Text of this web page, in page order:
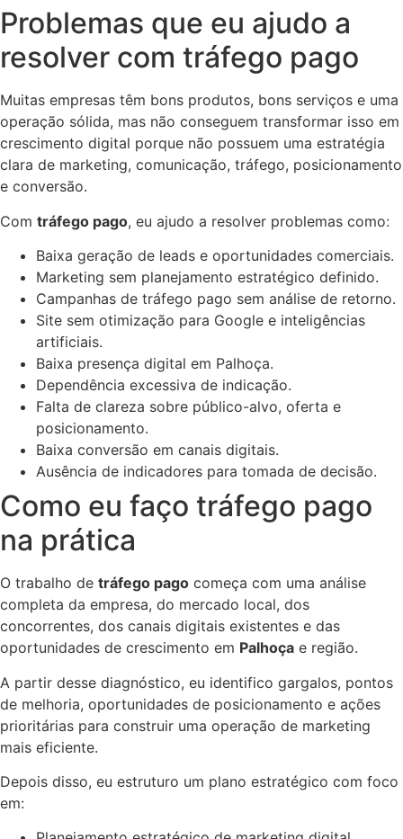
Problemas que eu ajudo a
resolver com tráfego pago
Muitas empresas têm bons produtos, bons serviços e uma
operação sólida, mas não conseguem transformar isso em
crescimento digital porque não possuem uma estratégia
clara de marketing, comunicação, tráfego, posicionamento
e conversão.
Com tráfego pago, eu ajudo a resolver problemas como:
Baixa geração de leads e oportunidades comerciais.
Marketing sem planejamento estratégico definido.
Campanhas de tráfego pago sem análise de retorno.
Site sem otimização para Google e inteligências
artificiais.
Baixa presença digital em Palhoça.
Dependência excessiva de indicação.
Falta de clareza sobre público-alvo, oferta e
posicionamento.
Baixa conversão em canais digitais.
Ausência de indicadores para tomada de decisão.
Como eu faço tráfego pago
na prática
O trabalho de tráfego pago começa com uma análise
completa da empresa, do mercado local, dos
concorrentes, dos canais digitais existentes e das
oportunidades de crescimento em Palhoça e região.
A partir desse diagnóstico, eu identifico gargalos, pontos
de melhoria, oportunidades de posicionamento e ações
prioritárias para construir uma operação de marketing
mais eficiente.
Depois disso, eu estruturo um plano estratégico com foco
em: